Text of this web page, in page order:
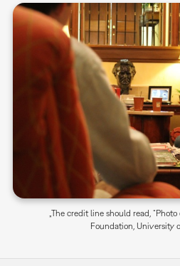
„The credit line should read,
Foundation, University